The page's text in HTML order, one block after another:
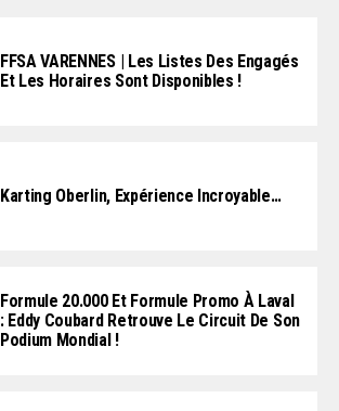
FFSA VARENNES | Les Listes Des Engagés
Et Les Horaires Sont Disponibles !
Karting Oberlin, Expérience Incroyable…
Formule 20.000 Et Formule Promo À Laval
: Eddy Coubard Retrouve Le Circuit De Son
Podium Mondial !